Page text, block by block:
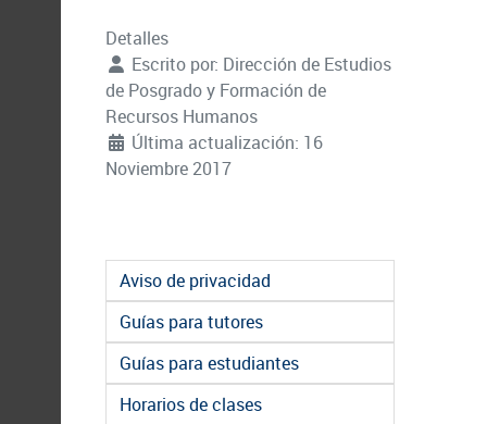
Detalles
Escrito por: Dirección de Estudios
de Posgrado y Formación de
Recursos Humanos
Última actualización: 16
Noviembre 2017
Aviso de privacidad
Guías para tutores
Guías para estudiantes
Horarios de clases